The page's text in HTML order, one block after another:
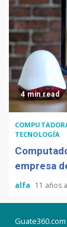
4 min read
TECNOLOGÍA
empresa
alfa 11 años